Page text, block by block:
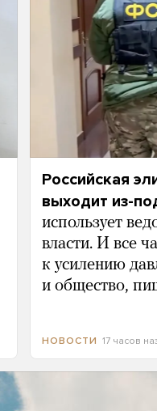
Российская
выходит из-
использует
власти. И все
к усилению
и общество,
НОВОСТИ 17 часов